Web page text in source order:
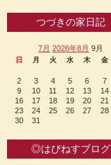
つづきの家日記
7月 2026年8月 9月
日 月 火 水 木 金
2
3 4 5 6 7
9
10 11 12 13 14
16
17 18 19 20 21
23
24 25 26 27 28
30
31
◎はぴねすブログ